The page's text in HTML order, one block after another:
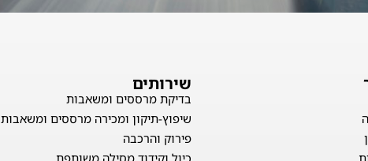
שירותים
בדיקת מרססים ומשאבות
שיפוץ-תיקון ומכירה מרססים ומשאבות
פירוק והרכבה